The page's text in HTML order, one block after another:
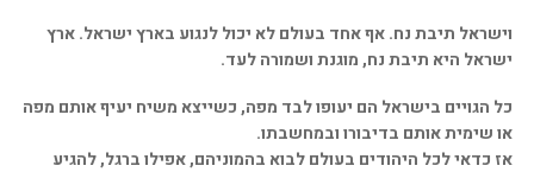
וישראל תיבת נח. אף אחד בעולם לא יכול לנגוע בארץ ישראל. ארץ
ישראל היא תיבת נח, מוגנת ושמורה לעד.
כל הגויים בישראל הם יעופו לבד מפה, כשייצא משיח יעיף אותם מפה
או שימית אותם בדיבורו ובמחשבתו.
אז כדאי לכל היהודים בעולם לבוא בהמוניהם, אפילו ברגל, להגיע